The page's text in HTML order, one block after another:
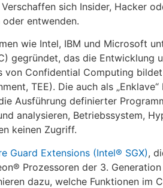
sich Insider, Hacker
entwenden.
wie Intel, IBM und Microsoft
gegründet, das die Entwicklung
von Confidential Computing
TEE). Die auch als
Ausführung definierter
analysieren, Betriebssystem,
keinen Zugriff.
Guard Extensions (Intel® SGX),
Prozessoren der 3.
dazu, welche Funktionen im